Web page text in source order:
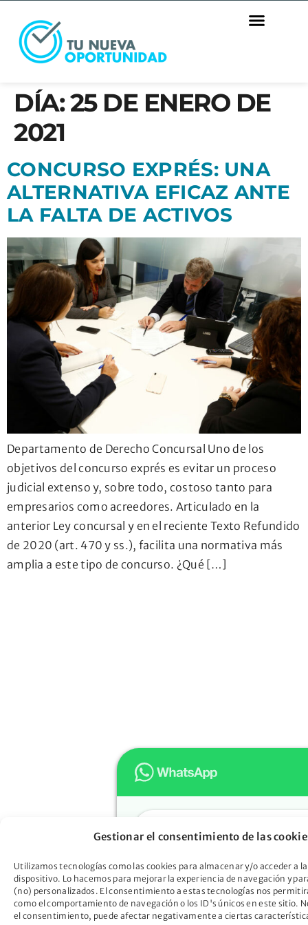
Gestionar el consentimiento de las
Utilizamos tecnologías como las cookies para almacenar y/o acceder a
dispositivo. Lo hacemos para mejorar la experiencia de navegación y
(no) personalizados. El consentimiento a estas tecnologías nos
como el comportamiento de navegación o los ID's únicos en este sitio.
el consentimiento, puede afectar negativamente a ciertas
DÍA:25 DE ENERO DE
2021
CONCURSO EXPRÉS: UNA
ALTERNATIVA EFICAZ ANTE
LA FALTA DE ACTIVOS
Departamento de Derecho Concursal Uno de los
objetivos del concurso exprés es evitar un proceso
judicial extenso y, sobre todo, costoso tanto para
empresarios como acreedores. Articulado en la
anterior Ley concursal y en el reciente Texto Refundido
de 2020 (art. 470 y ss.), facilita una normativa más
amplia a este tipo de concurso. ¿Qué […]
Hola
Oportunidad. ¿En qué
ayudarte?
Descubre cómo la Ley de
Oportunidad puede liberarte